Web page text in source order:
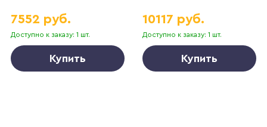
Доступно к заказу: 1 шт.
7552 руб.
Купить
Доступно к заказу: 1 шт.
10117 руб.
Купить